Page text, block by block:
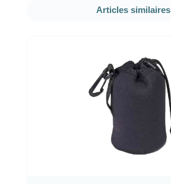
Ignorer la galerie de produits
Articles similaires